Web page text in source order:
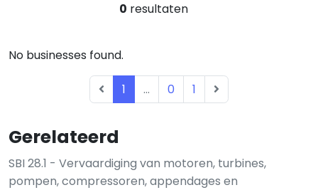
Gerelateerd
SBI 28.1 - Vervaardiging van motoren, turbines,
pompen, compressoren, appendages en
0 resultaten
No businesses found.
1 ... 0 1